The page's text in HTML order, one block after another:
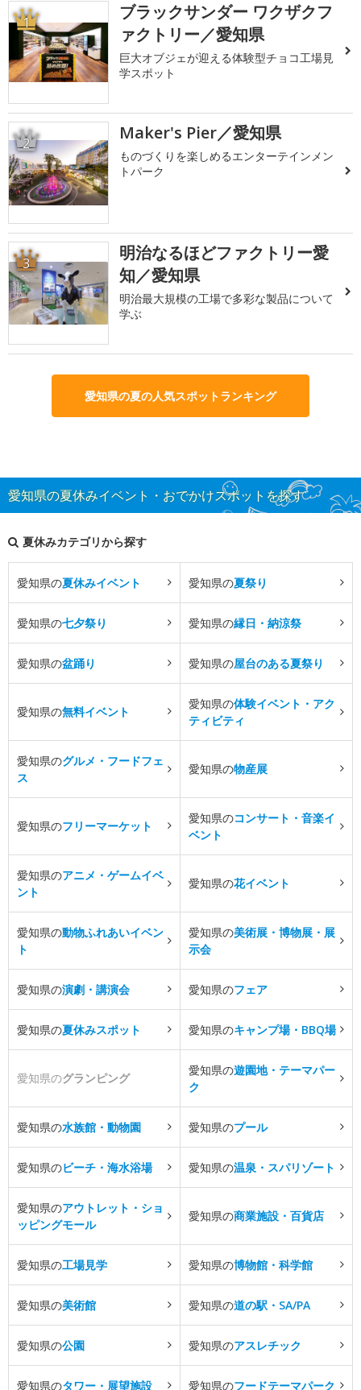
1
ブラックサンダー ワクザクフ
ァクトリー／愛知県
巨大オブジェが迎える体験型チョコ工場見
学スポット
2 Maker's Pier／愛知県
ものづくりを楽しめるエンターテインメン
トパーク
3
明治なるほどファクトリー愛
知／愛知県
明治最大規模の工場で多彩な製品について
学ぶ
愛知県の夏の人気スポットランキング
愛知県の夏休みイベント・おでかけスポットを探す
夏休みカテゴリから探す
愛知県の夏休みイベント 愛知県の夏祭り
愛知県の七夕祭り 愛知県の縁日・納涼祭
愛知県の盆踊り 愛知県の屋台のある夏祭り
愛知県の無料イベント
愛知県の体験イベント・アク
ティビティ
愛知県のグルメ・フードフェ
ス
愛知県の物産展
愛知県のフリーマーケット
愛知県のコンサート・音楽イ
ベント
愛知県のアニメ・ゲームイベ
ント
愛知県の花イベント
愛知県の動物ふれあいイベン
ト
愛知県の美術展・博物展・展
示会
愛知県の演劇・講演会 愛知県のフェア
愛知県の夏休みスポット 愛知県のキャンプ場・BBQ場
愛知県のグランピング
愛知県の遊園地・テーマパー
ク
愛知県の水族館・動物園 愛知県のプール
愛知県のビーチ・海水浴場 愛知県の温泉・スパリゾート
愛知県のアウトレット・ショ
ッピングモール
愛知県の商業施設・百貨店
愛知県の工場見学 愛知県の博物館・科学館
愛知県の美術館 愛知県の道の駅・SA/PA
愛知県の公園 愛知県のアスレチック
愛知県のタワー・展望施設 愛知県のフードテーマパーク